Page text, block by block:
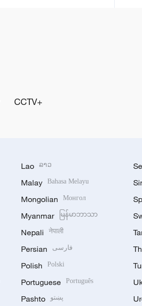
CCTV+
Lao ລາວ
Malay Bahasa Melayu
Mongolian Монгол
Myanmar မြန်မာဘာသာ
Nepali नेपाली
Persian فارسی
Polish Polski
Portuguese Português
Pashto پښتو